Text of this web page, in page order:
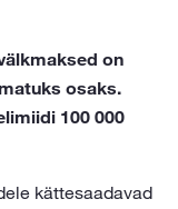
on
osaks.
100 000
kättesaadavad